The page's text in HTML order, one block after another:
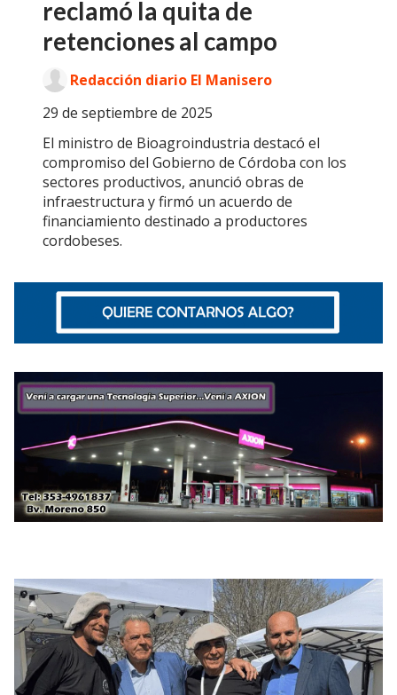
reclamó la quita de
retenciones al campo
El ministro de Bioagroindustria destacó el
compromiso del Gobierno de Córdoba con los
sectores productivos, anunció obras de
infraestructura y firmó un acuerdo de
financiamiento destinado a productores
cordobeses.
29 de septiembre de 2025
Redacción diario El Manisero